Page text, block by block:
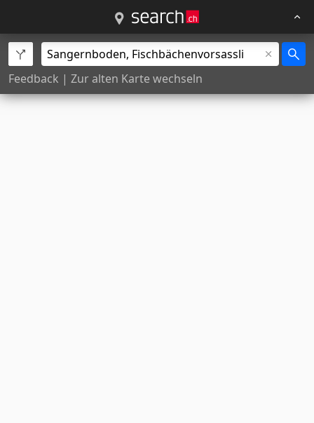
Feedback | Zur alten Karte wechseln